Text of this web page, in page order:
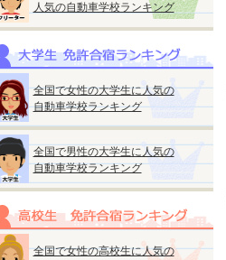
人気の自動車学校ランキング
全国で女性の大学生に人気の
自動車学校ランキング
全国で男性の大学生に人気の
自動車学校ランキング
全国で女性の高校生に人気の